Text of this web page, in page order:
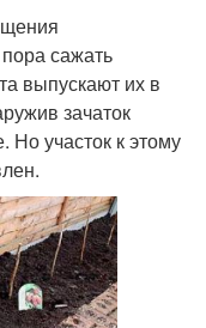
сажать
выпускают их в
зачаток
Но участок к этому